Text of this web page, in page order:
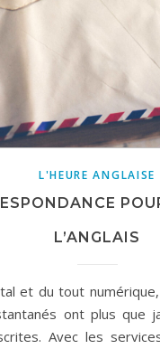
L'HEURE ANGLAISE
L’ANGLAIS
ont plus que
Avec les